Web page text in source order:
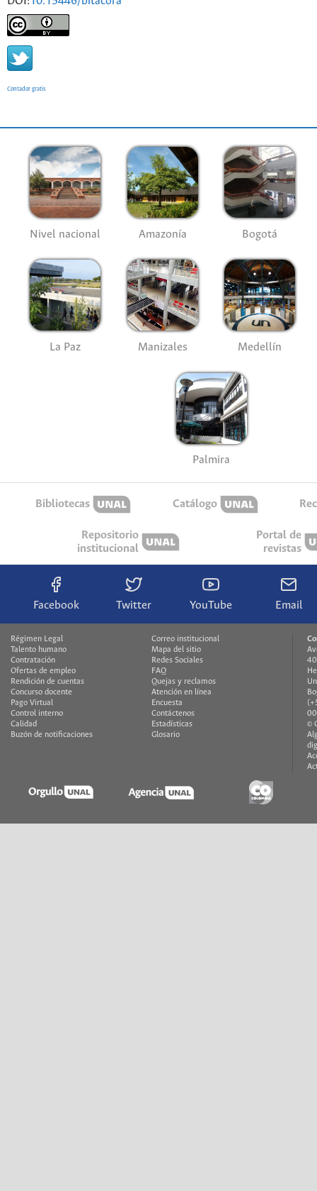
Contador gratis
Nivel nacional Amazonía Bogotá
La Paz Manizales Medellín
Palmira
Bibliotecas Catálogo
Repositorio
institucional
Portal de
revistas
Facebook Twitter YouTube Email
Régimen Legal
Talento humano
Contratación
Ofertas de empleo
Rendición de cuentas
Concurso docente
Pago Virtual
Control interno
Calidad
Buzón de notificaciones
Correo institucional
Mapa del sitio
Redes Sociales
FAQ
Quejas y reclamos
Atención en línea
Encuesta
Contáctenos
Estadísticas
Glosario
©